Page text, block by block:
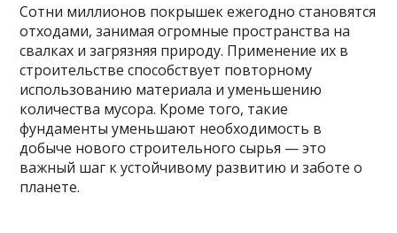
Сотни миллионов покрышек ежегодно становятся
отходами, занимая огромные пространства на
свалках и загрязняя природу. Применение их в
строительстве способствует повторному
использованию материала и уменьшению
количества мусора. Кроме того, такие
фундаменты уменьшают необходимость в
добыче нового строительного сырья — это
важный шаг к устойчивому развитию и заботе о
планете.